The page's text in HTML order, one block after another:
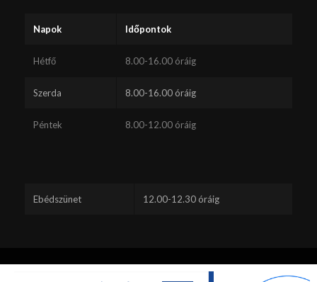
Napok Időpontok
Hétfő 8.00-16.00 óráig
Szerda 8.00-16.00 óráig
Péntek 8.00-12.00 óráig
Ebédszünet 12.00-12.30 óráig
Ez a webhely sütiket használ. A webhely böngészésének folytatásával